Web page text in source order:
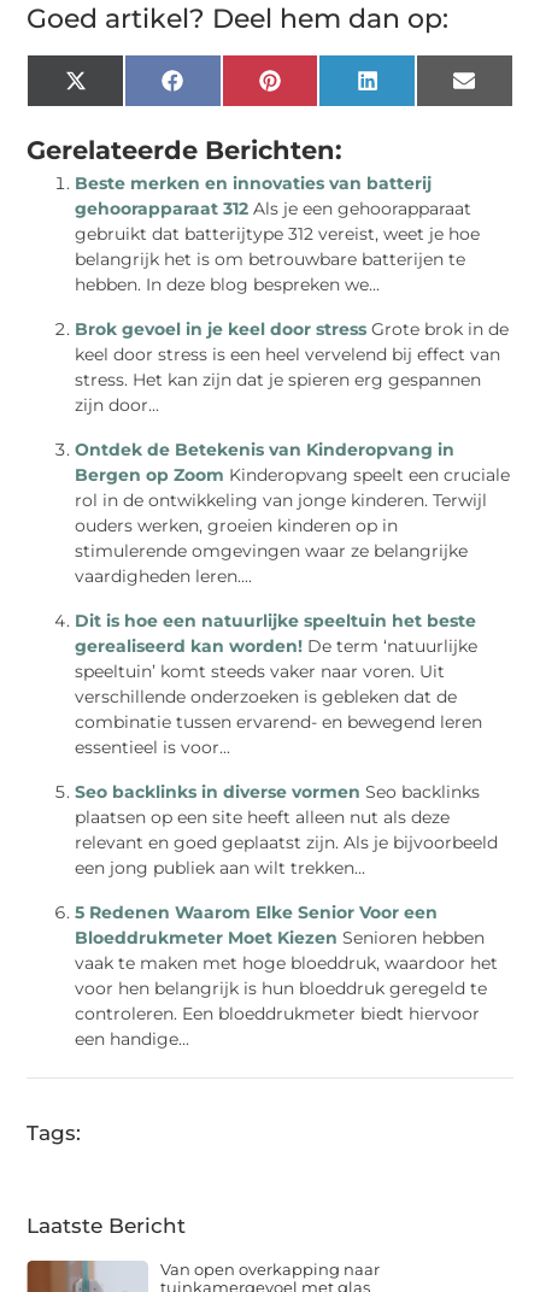
Goed artikel? Deel hem dan op:
X
(Twitter)
FacebookPinterestLinkedInEmail
Gerelateerde Berichten:
Beste merken en innovaties van batterij
gehoorapparaat 312 Als je een gehoorapparaat
gebruikt dat batterijtype 312 vereist, weet je hoe
belangrijk het is om betrouwbare batterijen te
hebben. In deze blog bespreken we...
Brok gevoel in je keel door stress Grote brok in de
keel door stress is een heel vervelend bij effect van
stress. Het kan zijn dat je spieren erg gespannen
zijn door...
Ontdek de Betekenis van Kinderopvang in
Bergen op Zoom Kinderopvang speelt een cruciale
rol in de ontwikkeling van jonge kinderen. Terwijl
ouders werken, groeien kinderen op in
stimulerende omgevingen waar ze belangrijke
vaardigheden leren....
Dit is hoe een natuurlijke speeltuin het beste
gerealiseerd kan worden! De term ‘natuurlijke
speeltuin’ komt steeds vaker naar voren. Uit
verschillende onderzoeken is gebleken dat de
combinatie tussen ervarend- en bewegend leren
essentieel is voor...
Seo backlinks in diverse vormen Seo backlinks
plaatsen op een site heeft alleen nut als deze
relevant en goed geplaatst zijn. Als je bijvoorbeeld
een jong publiek aan wilt trekken...
5 Redenen Waarom Elke Senior Voor een
Bloeddrukmeter Moet Kiezen Senioren hebben
vaak te maken met hoge bloeddruk, waardoor het
voor hen belangrijk is hun bloeddruk geregeld te
controleren. Een bloeddrukmeter biedt hiervoor
een handige...
Tags:
Laatste Bericht
Van open overkapping naar
tuinkamergevoel met glas